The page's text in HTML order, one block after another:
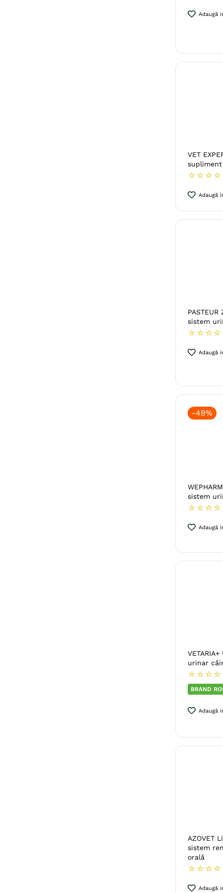
Adaugă
VET
☆ ☆ ☆ ☆
Adaugă
PASTEUR Zizou Metionina, supliment
sistem
☆ ☆ ☆ ☆
Adaugă
-49%
sistem
☆ ☆ ☆ ☆
Adaugă
urinar
☆ ☆ ☆ ☆
BRAND
Adaugă
AZOVET
sistem
orală
☆ ☆ ☆ ☆
Adaugă